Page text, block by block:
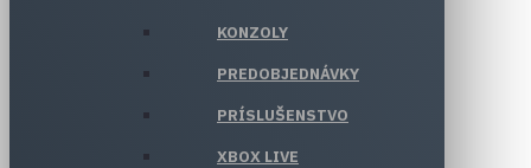
KONZOLY
PREDOBJEDNÁVKY
PRÍSLUŠENSTVO
XBOX LIVE